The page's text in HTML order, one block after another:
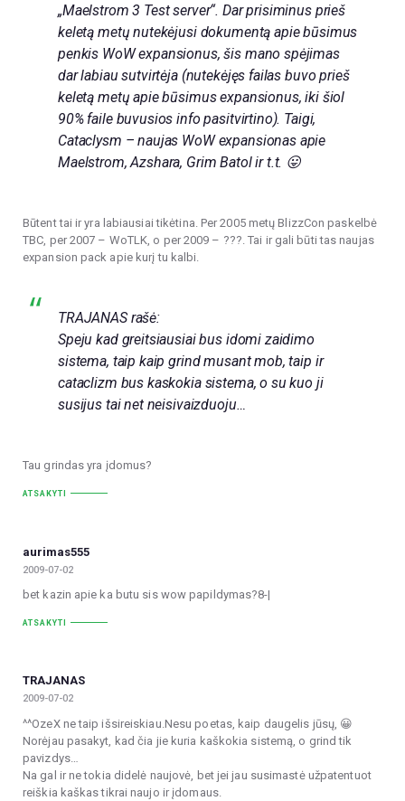
„Maelstrom 3 Test server“. Dar prisiminus prieš
keletą metų nutekėjusi dokumentą apie būsimus
penkis WoW expansionus, šis mano spėjimas
dar labiau sutvirtėja (nutekėjęs failas buvo prieš
keletą metų apie būsimus expansionus, iki šiol
90% faile buvusios info pasitvirtino). Taigi,
Cataclysm – naujas WoW expansionas apie
Maelstrom, Azshara, Grim Batol ir t.t. 😛
Būtent tai ir yra labiausiai tikėtina. Per 2005 metų BlizzCon paskelbė
TBC, per 2007 – WoTLK, o per 2009 – ???. Tai ir gali būti tas naujas
expansion pack apie kurį tu kalbi.
TRAJANAS rašė:
Speju kad greitsiausiai bus idomi zaidimo
sistema, taip kaip grind musant mob, taip ir
cataclizm bus kaskokia sistema, o su kuo ji
susijus tai net neisivaizduoju…
Tau grindas yra įdomus?
ATSAKYTI
aurimas555
2009-07-02
bet kazin apie ka butu sis wow papildymas?8-|
ATSAKYTI
TRAJANAS
2009-07-02
^^OzeX ne taip išsireiskiau.Nesu poetas, kaip daugelis jūsų, 😀
Norėjau pasakyt, kad čia jie kuria kaškokia sistemą, o grind tik
pavizdys…
Na gal ir ne tokia didelė naujovė, bet jei jau susimastė užpatentuot
reiškia kaškas tikrai naujo ir įdomaus.